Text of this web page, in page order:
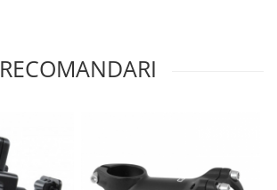
RECOMANDARI